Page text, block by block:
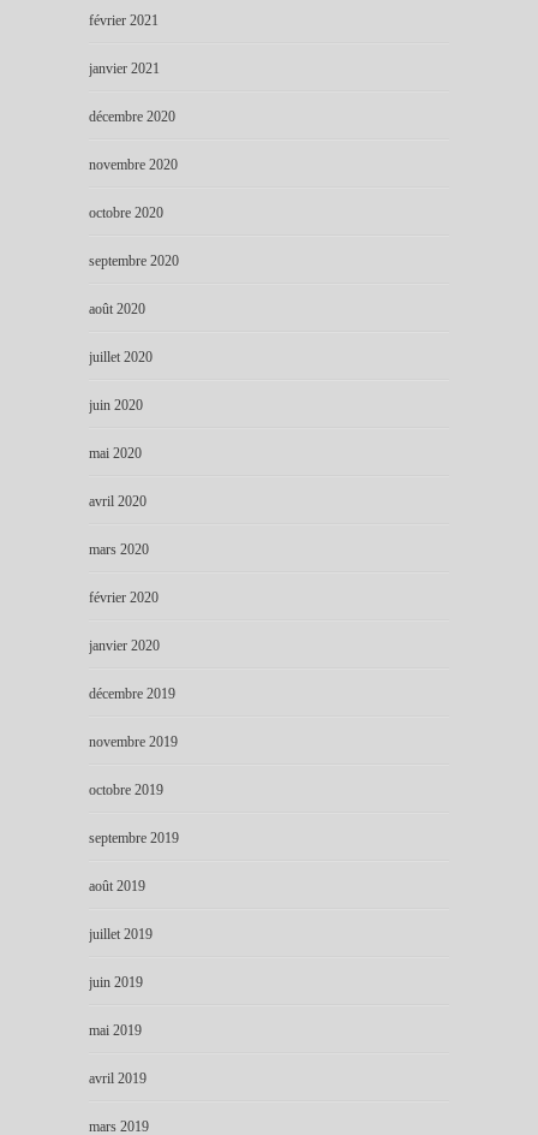
février 2021
janvier 2021
décembre 2020
novembre 2020
octobre 2020
septembre 2020
août 2020
juillet 2020
juin 2020
mai 2020
avril 2020
mars 2020
février 2020
janvier 2020
décembre 2019
novembre 2019
octobre 2019
septembre 2019
août 2019
juillet 2019
juin 2019
mai 2019
avril 2019
mars 2019